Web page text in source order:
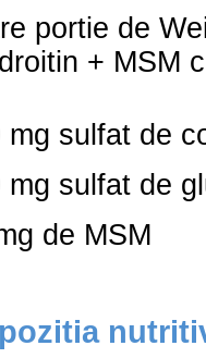
portie de
+ MSM
mg sulfat de
mg sulfat de
mg de MSM